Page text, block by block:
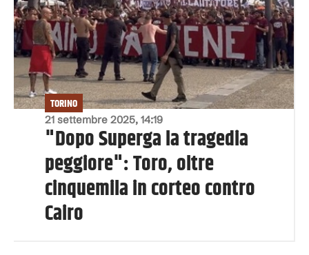
21 settembre 2025, 14:19
TORINO
"Dopo Superga la tragedia
peggiore": Toro, oltre
cinquemila in corteo contro
Cairo